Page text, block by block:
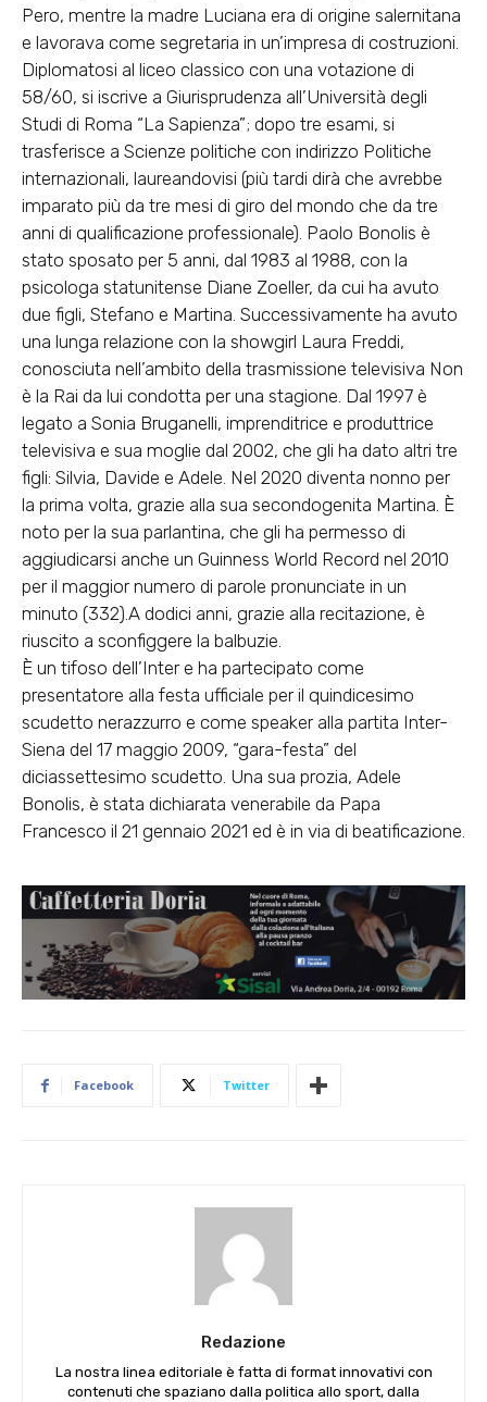
Pero, mentre la madre Luciana era di origine salernitana
e lavorava come segretaria in un’impresa di costruzioni.
Diplomatosi al liceo classico con una votazione di
58/60, si iscrive a Giurisprudenza all’Università degli
Studi di Roma “La Sapienza”; dopo tre esami, si
trasferisce a Scienze politiche con indirizzo Politiche
internazionali, laureandovisi (più tardi dirà che avrebbe
imparato più da tre mesi di giro del mondo che da tre
anni di qualificazione professionale). Paolo Bonolis è
stato sposato per 5 anni, dal 1983 al 1988, con la
psicologa statunitense Diane Zoeller, da cui ha avuto
due figli, Stefano e Martina. Successivamente ha avuto
una lunga relazione con la showgirl Laura Freddi,
conosciuta nell’ambito della trasmissione televisiva Non
è la Rai da lui condotta per una stagione. Dal 1997 è
legato a Sonia Bruganelli, imprenditrice e produttrice
televisiva e sua moglie dal 2002, che gli ha dato altri tre
figli: Silvia, Davide e Adele. Nel 2020 diventa nonno per
la prima volta, grazie alla sua secondogenita Martina. È
noto per la sua parlantina, che gli ha permesso di
aggiudicarsi anche un Guinness World Record nel 2010
per il maggior numero di parole pronunciate in un
minuto (332).A dodici anni, grazie alla recitazione, è
riuscito a sconfiggere la balbuzie.
È un tifoso dell’Inter e ha partecipato come
presentatore alla festa ufficiale per il quindicesimo
scudetto nerazzurro e come speaker alla partita Inter-
Siena del 17 maggio 2009, “gara-festa” del
diciassettesimo scudetto. Una sua prozia, Adele
Bonolis, è stata dichiarata venerabile da Papa
Francesco il 21 gennaio 2021 ed è in via di beatificazione.
Facebook Twitter
Redazione
La nostra linea editoriale è fatta di format innovativi con
contenuti che spaziano dalla politica allo sport, dalla